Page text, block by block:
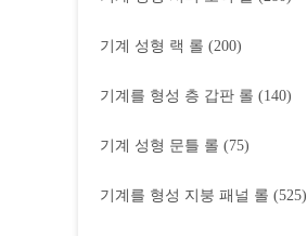
기계 성형 랙 롤 (200)
기계를 형성 층 갑판 롤 (140)
기계 성형 문틀 롤 (75)
기계를 형성 지붕 패널 롤 (525)